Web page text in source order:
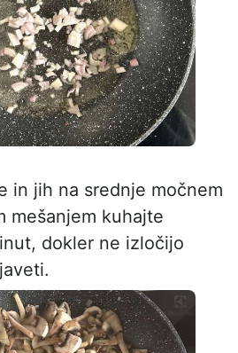
in jih na srednje močnem
mešanjem kuhajte
dokler ne izločijo